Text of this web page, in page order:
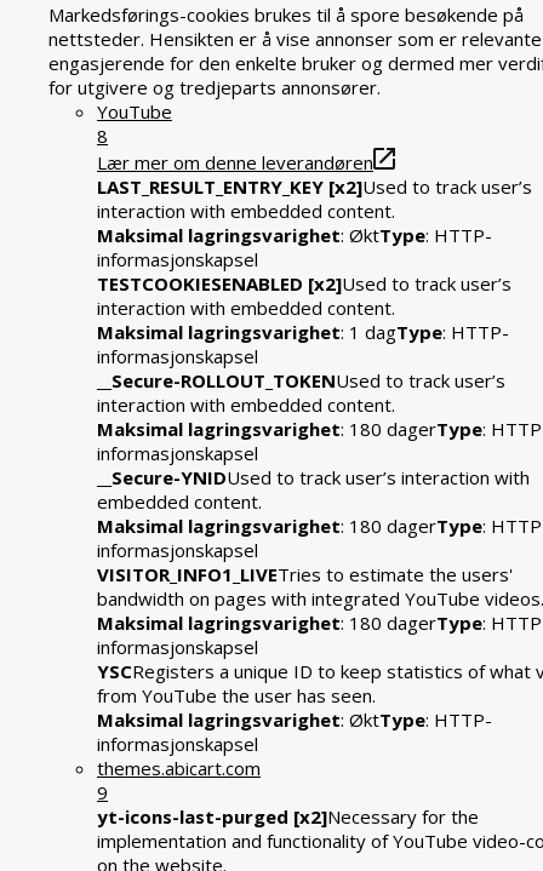
Markedsførings-cookies brukes til å spore besøkende på
nettsteder. Hensikten er å vise annonser som er
engasjerende for den enkelte bruker og dermed mer
for utgivere og tredjeparts annonsører.
YouTube
8
Lær mer om denne leverandøren
LAST_RESULT_ENTRY_KEY [x2]Used to track user’s
interaction with embedded content.
Maksimal lagringsvarighet: ØktType: HTTP-
informasjonskapsel
TESTCOOKIESENABLED [x2]Used to track user’s
interaction with embedded content.
Maksimal lagringsvarighet: 1 dagType: HTTP-
informasjonskapsel
__Secure-ROLLOUT_TOKENUsed to track user’s
interaction with embedded content.
Maksimal lagringsvarighet: 180 dagerType:
informasjonskapsel
__Secure-YNIDUsed to track user’s interaction with
embedded content.
Maksimal lagringsvarighet: 180 dagerType:
informasjonskapsel
VISITOR_INFO1_LIVETries to estimate the users'
bandwidth on pages with integrated YouTube videos.
Maksimal lagringsvarighet: 180 dagerType:
informasjonskapsel
YSCRegisters a unique ID to keep statistics of what
from YouTube the user has seen.
Maksimal lagringsvarighet: ØktType: HTTP-
informasjonskapsel
themes.abicart.com
9
yt-icons-last-purged [x2]Necessary for the
implementation and functionality of YouTube video-
on the website.